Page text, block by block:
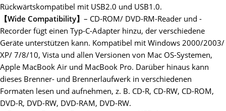
Rückwärtskompatibel mit USB2.0 und USB1.0.
【Wide Compatibility】 – CD-ROM/ DVD-RM-Reader und -
Recorder fügt einen Typ-C-Adapter hinzu, der verschiedene
Geräte unterstützen kann. Kompatibel mit Windows 2000/2003/
XP/ 7/8/10, Vista und allen Versionen von Mac OS-Systemen,
Apple MacBook Air und MacBook Pro. Darüber hinaus kann
dieses Brenner- und Brennerlaufwerk in verschiedenen
Formaten lesen und aufnehmen, z. B. CD-R, CD-RW, CD-ROM,
DVD-R, DVD-RW, DVD-RAM, DVD-RW.